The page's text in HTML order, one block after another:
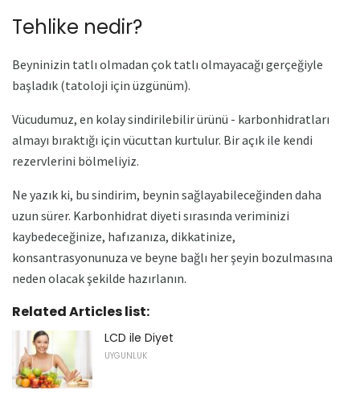
Tehlike nedir?
Beyninizin tatlı olmadan çok tatlı olmayacağı gerçeğiyle
başladık (tatoloji için üzgünüm).
Vücudumuz, en kolay sindirilebilir ürünü - karbonhidratları
almayı bıraktığı için vücuttan kurtulur. Bir açık ile kendi
rezervlerini bölmeliyiz.
Ne yazık ki, bu sindirim, beynin sağlayabileceğinden daha
uzun sürer. Karbonhidrat diyeti sırasında veriminizi
kaybedeceğinize, hafızanıza, dikkatinize,
konsantrasyonunuza ve beyne bağlı her şeyin bozulmasına
neden olacak şekilde hazırlanın.
Related Articles list:
LCD ile Diyet
UYGUNLUK